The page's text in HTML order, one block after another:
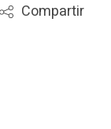
Compartir